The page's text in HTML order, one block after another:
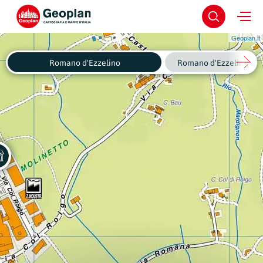
Geoplan.it
Romano d'Ezzelino Romano d'Ezzelino -